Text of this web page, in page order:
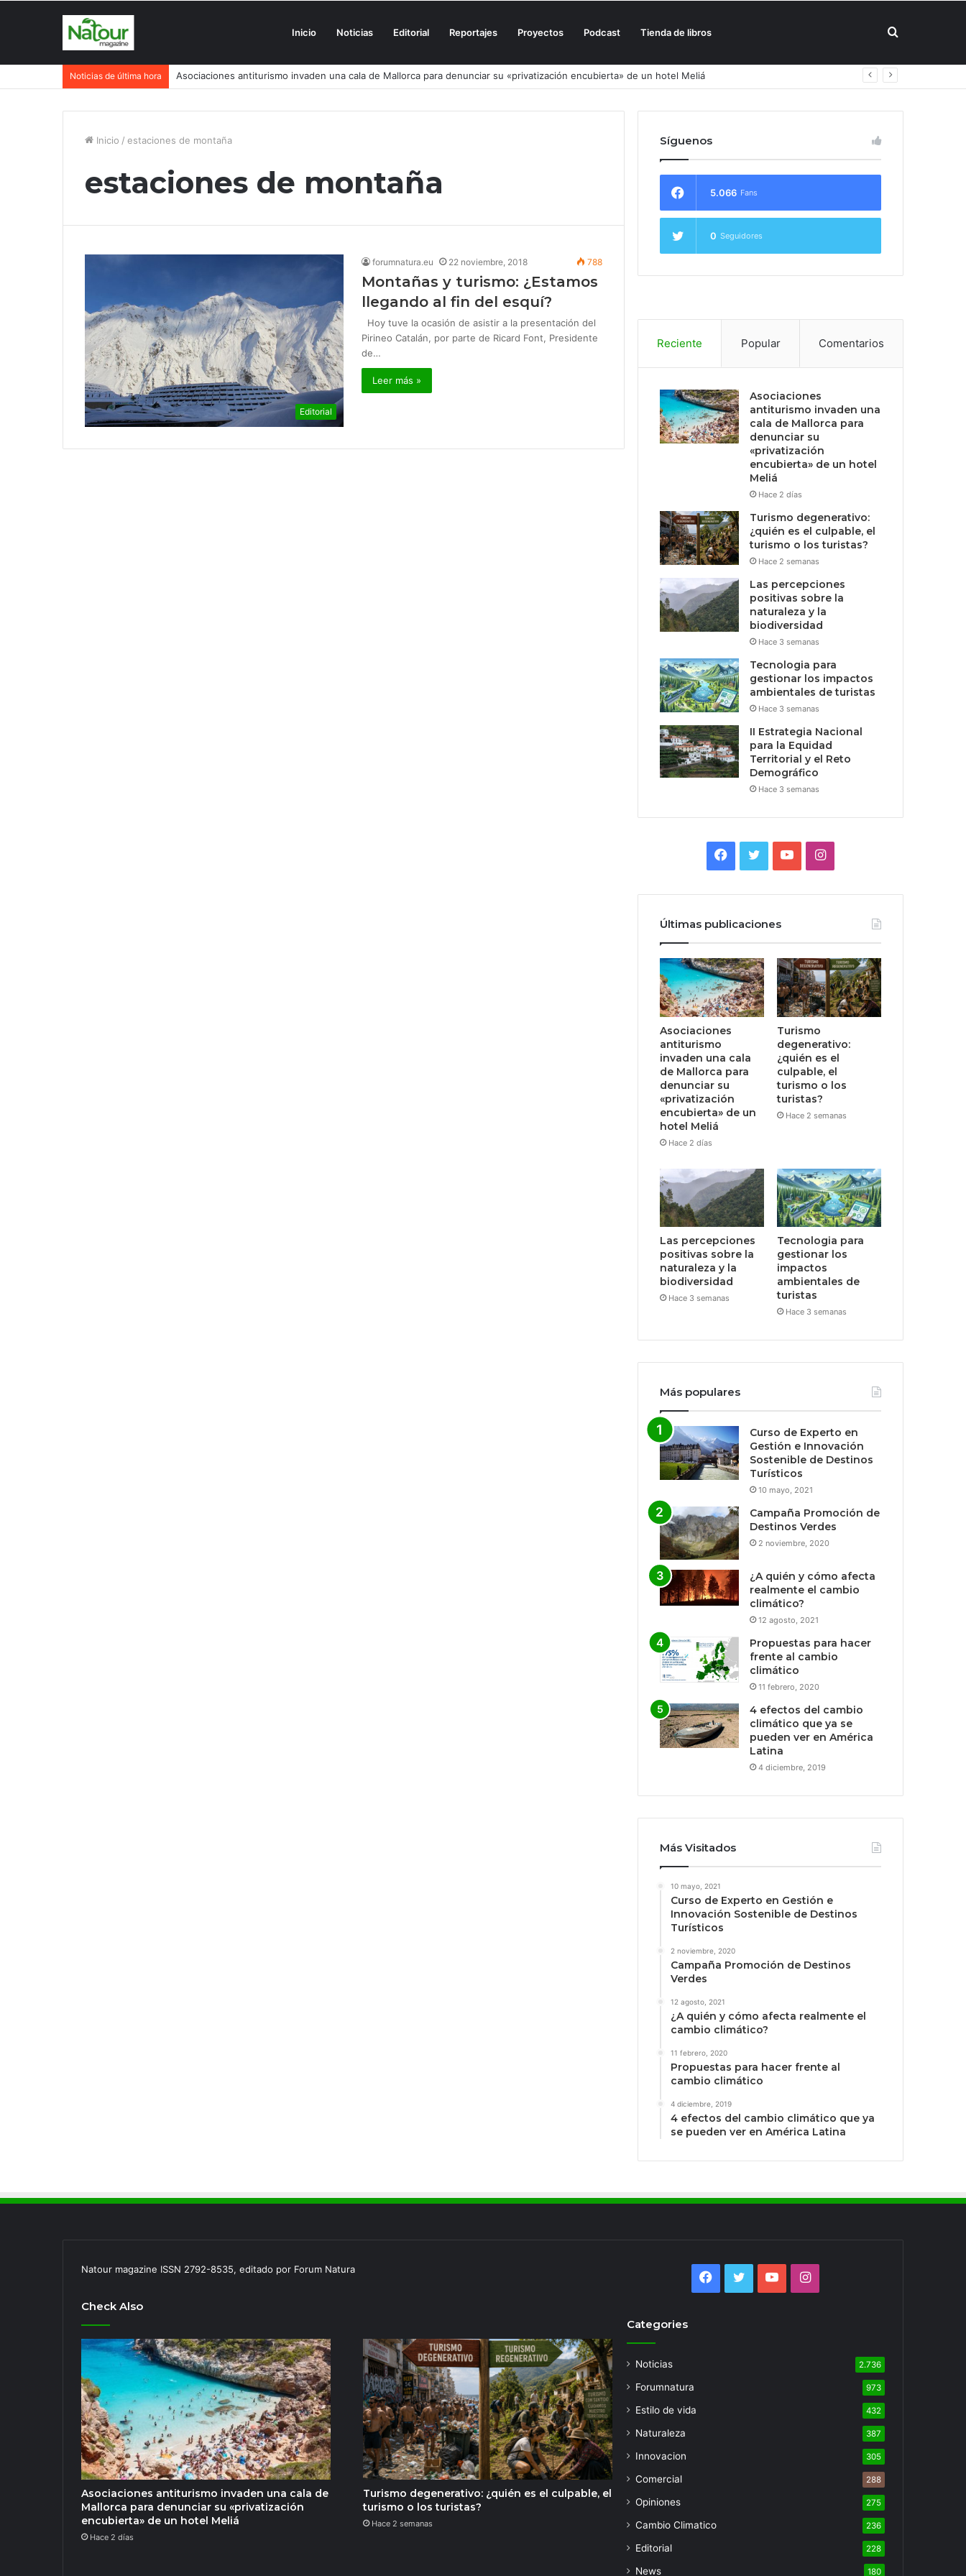
Inicio Noticias Editorial Reportajes Proyectos Podcast Tienda de libros Buscar
Noticias de última hora Asociaciones antiturismo invaden una cala de Mallorca para denunciar su «privatización encubierta» de un hotel Meliá
Inicio / estaciones de montaña
estaciones de montaña
Editorial
forumnatura.eu 22 noviembre, 2018 788
Montañas y turismo: ¿Estamos
llegando al fin del esquí?
Hoy tuve la ocasión de asistir a la presentación del
Pirineo Catalán, por parte de Ricard Font, Presidente
de…
Leer más »
Síguenos
5.066 Fans
0 Seguidores
Reciente Popular Comentarios
Asociaciones
antiturismo invaden una
cala de Mallorca para
denunciar su
«privatización
encubierta» de un hotel
Meliá
Hace 2 días
Turismo degenerativo:
¿quién es el culpable, el
turismo o los turistas?
Hace 2 semanas
Las percepciones
positivas sobre la
naturaleza y la
biodiversidad
Hace 3 semanas
Tecnologia para
gestionar los impactos
ambientales de turistas
Hace 3 semanas
II Estrategia Nacional
para la Equidad
Territorial y el Reto
Demográfico
Hace 3 semanas
Facebook
TwitterYouTubeInstagram
Últimas publicaciones
Asociaciones
antiturismo
invaden una cala
de Mallorca para
denunciar su
«privatización
encubierta» de un
hotel Meliá
Hace 2 días
Turismo
degenerativo:
¿quién es el
culpable, el
turismo o los
turistas?
Hace 2 semanas
Las percepciones
positivas sobre la
naturaleza y la
biodiversidad
Hace 3 semanas
Tecnologia para
gestionar los
impactos
ambientales de
turistas
Hace 3 semanas
Más populares
Curso de Experto en
Gestión e Innovación
Sostenible de Destinos
Turísticos
10 mayo, 2021
Campaña Promoción de
Destinos Verdes
2 noviembre, 2020
¿A quién y cómo afecta
realmente el cambio
climático?
12 agosto, 2021
Propuestas para hacer
frente al cambio
climático
11 febrero, 2020
4 efectos del cambio
climático que ya se
pueden ver en América
Latina
4 diciembre, 2019
Más Visitados
10 mayo, 2021
Curso de Experto en Gestión e
Innovación Sostenible de Destinos
Turísticos
2 noviembre, 2020
Campaña Promoción de Destinos
Verdes
12 agosto, 2021
¿A quién y cómo afecta realmente el
cambio climático?
11 febrero, 2020
Propuestas para hacer frente al
cambio climático
4 diciembre, 2019
4 efectos del cambio climático que ya
se pueden ver en América Latina
Natour magazine ISSN 2792-8535, editado por Forum Natura
Check Also
Asociaciones antiturismo invaden una cala de
Mallorca para denunciar su «privatización
encubierta» de un hotel Meliá
Hace 2 días
Turismo degenerativo: ¿quién es el culpable, el
turismo o los turistas?
Hace 2 semanas
Facebook
TwitterYouTubeInstagram
Categories
Noticias 2.736
Forumnatura 973
Estilo de vida 432
Naturaleza 387
Innovacion 305
Comercial 288
Opiniones 275
Cambio Climatico 236
Editorial 228
News 180